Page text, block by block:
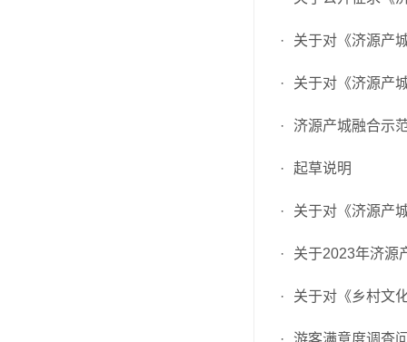
· 关于对《济源产
· 关于对《济源产
· 济源产城融合示
· 起草说明
· 关于对《济源产
· 关于2023年济源
· 关于对《乡村文
· 游客满意度调查